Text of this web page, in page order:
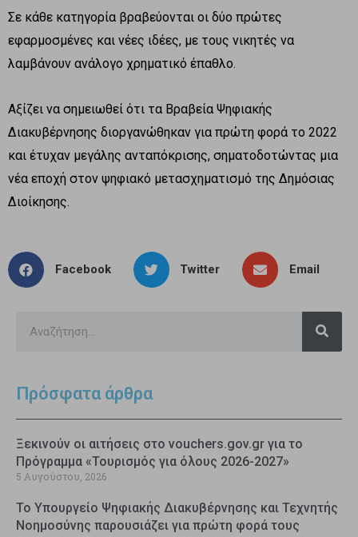
Σε κάθε κατηγορία βραβεύονται οι δύο πρώτες
εφαρμοσμένες και νέες ιδέες, με τους νικητές να
λαμβάνουν ανάλογο χρηματικό έπαθλο.
Αξίζει να σημειωθεί ότι τα Βραβεία Ψηφιακής
Διακυβέρνησης διοργανώθηκαν για πρώτη φορά το 2022
και έτυχαν μεγάλης ανταπόκρισης, σηματοδοτώντας μια
νέα εποχή στον ψηφιακό μετασχηματισμό της Δημόσιας
Διοίκησης.
Facebook Twitter Email
Πρόσφατα άρθρα
Ξεκινούν οι αιτήσεις στο vouchers.gov.gr για το
Πρόγραμμα «Τουρισμός για όλους 2026-2027»
5 Αυγούστου, 2026
Το Υπουργείο Ψηφιακής Διακυβέρνησης και Τεχνητής
Νοημοσύνης παρουσιάζει για πρώτη φορά τους